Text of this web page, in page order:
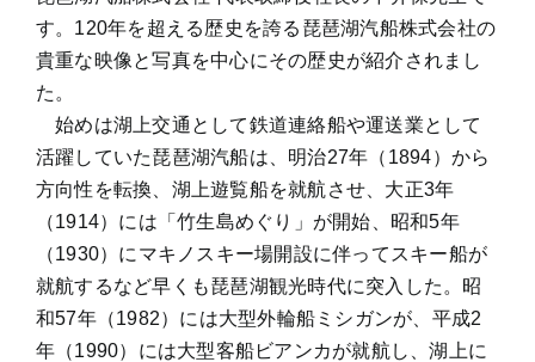
す。120年を超える歴史を誇る琵琶湖汽船株式会社の
貴重な映像と写真を中心にその歴史が紹介されまし
た。
始めは湖上交通として鉄道連絡船や運送業として
活躍していた琵琶湖汽船は、明治27年（1894）から
方向性を転換、湖上遊覧船を就航させ、大正3年
（1914）には「竹生島めぐり」が開始、昭和5年
（1930）にマキノスキー場開設に伴ってスキー船が
就航するなど早くも琵琶湖観光時代に突入した。昭
和57年（1982）には大型外輪船ミシガンが、平成2
年（1990）には大型客船ビアンカが就航し、湖上に